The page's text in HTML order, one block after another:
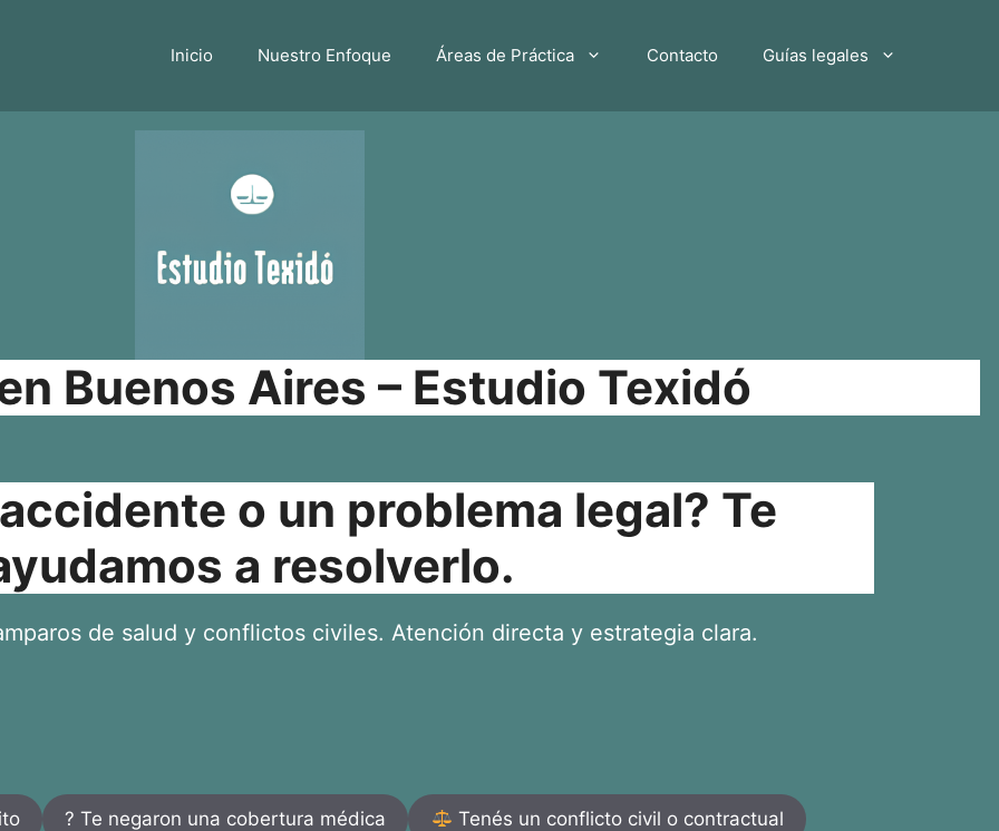
Inicio Nuestro Enfoque Áreas de Práctica Contacto Guías legales
Buenos Aires – Estudio Texidó
o un problema legal? Te
a resolverlo.
de salud y conflictos civiles. Atención directa y estrategia clara.
? Te negaron una cobertura médica Tenés un conflicto civil o contractual